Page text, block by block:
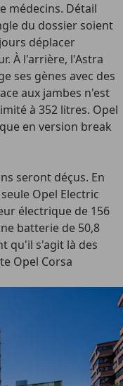
médecins. Détail
du dossier soient
déplacer
À l'arrière, l'Astra
ses gènes avec des
aux jambes n'est
à 352 litres. Opel
en version break
seront déçus. En
Opel Electric
électrique de 156
batterie de 50,8
qu'il s'agit là des
Opel Corsa